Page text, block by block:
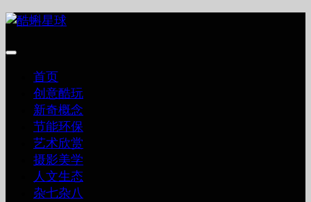
跳
内
首页
创意酷玩
新奇概念
节能环保
艺术欣赏
摄影美学
人文生态
杂七杂八